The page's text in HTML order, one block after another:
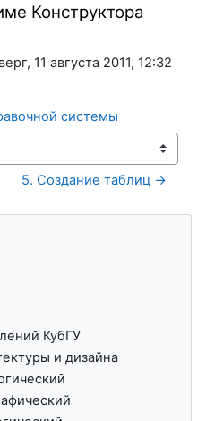
Конструктора
11 августа 2011, 12:32
системы
5. Создание таблиц →
КубГУ
и дизайна